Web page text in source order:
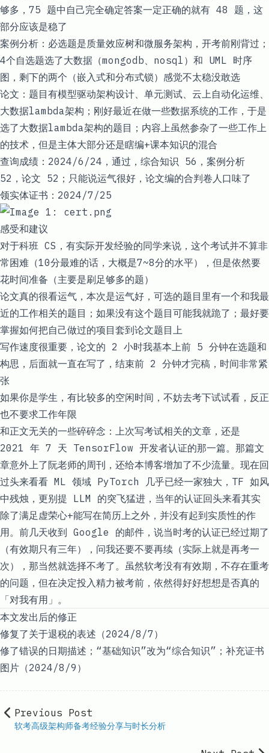
够多，75 题中自己完全确定答案一定正确的就有 48 题，这
部分应该是稳了
案例分析：必选题是质量效应树和微服务架构，开考前刚背过；
4个自选题选了大数据（mongodb、nosql）和 UML 时序
图，剩下的两个（嵌入式和分布式锁）感觉不太稳没敢选
论文：题目有模型驱动架构设计、单元测试、云上自动化运维、
大数据lambda架构；刚好最近在做一些数据系统的工作，于是
选了大数据lambda架构的题目；内容上虽然参杂了一些工作上
的技术，但是主体大部分还是瞎编+课本知识的混合
查询成绩：2024/6/24，通过，综合知识 56，案例分析
52，论文 52；只能说运气很好，论文编的合判卷人口味了
领实体证书：2024/7/25
感受和建议
对于科班 CS，有实际开发经验的同学来说，这个考试并不算非
常困难（10分最难的话，大概是7~8分的水平），但是依然要
花时间准备（主要是刷足够多的题）
论文真的很看运气，本次是运气好，可选的题目里有一个和我最
近的工作相关的题目；如果没有这个题目可能我就跪了；最好要
掌握如何把自己做过的项目套到论文题目上
写作速度很重要，论文的 2 小时我基本上前 5 分钟在选题和
构思，后面就一直在写了，结束前 2 分钟才完稿，时间非常紧
张
如果你是学生，有比较多的空闲时间，不妨去考下试试看，反正
也不要求工作年限
和正文无关的一些碎碎念：上次写考试相关的文章，还是
2021 年 7 天 TensorFlow 开发者认证的那一篇。那篇文
章意外上了阮老师的周刊，还给本博客增加了不少流量。现在回
过头来看看 ML 领域 PyTorch 几乎已经一家独大，TF 如风
中残烛，更别提 LLM 的突飞猛进，当年的认证回头来看其实
除了满足虚荣心+能写在简历上之外，并没有起到实质性的作
用。前几天收到 Google 的邮件，说当时考的认证已经过期了
（有效期只有三年），问我还要不要再续（实际上就是再考一
次），那当然就选择不考了。虽然软考没有有效期，不存在重考
的问题，但在决定投入精力被考前，依然得好好想想是否真的
「对我有用」。
本文发出后的修正
修复了关于退税的表述（2024/8/7）
修了错误的日期描述；“基础知识”改为“综合知识”；补充证书
图片（2024/8/9）
Previous Post
软考高级架构师备考经验分享与时长分析